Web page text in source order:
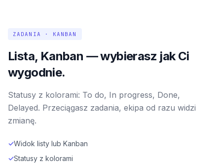
ZADANIA · KANBAN
Lista, Kanban — wybierasz jak Ci
wygodnie.
Statusy z kolorami: To do, In progress, Done,
Delayed. Przeciągasz zadania, ekipa od razu widzi
zmianę.
✓Widok listy lub Kanban
✓Statusy z kolorami